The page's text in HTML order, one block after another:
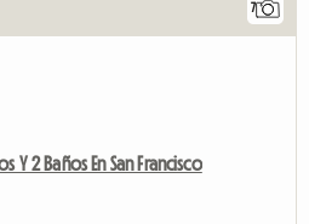
7
2 Baños En San Francisco